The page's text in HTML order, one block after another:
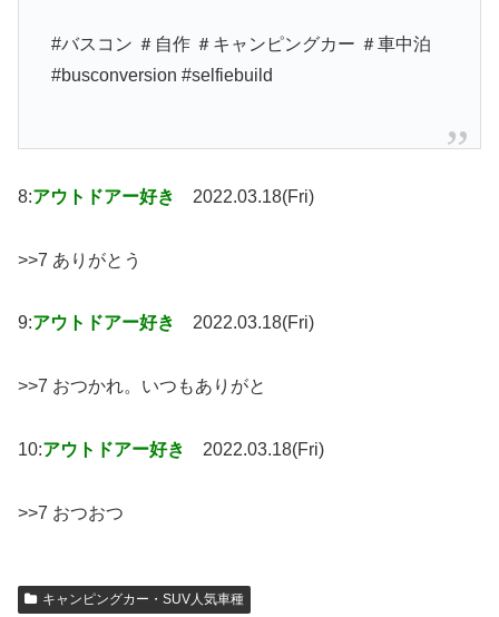
#バスコン ＃自作 ＃キャンピングカー ＃車中泊
#busconversion #selfiebuild
8:アウトドアー好き 2022.03.18(Fri)
>>7 ありがとう
9:アウトドアー好き 2022.03.18(Fri)
>>7 おつかれ。いつもありがと
10:アウトドアー好き 2022.03.18(Fri)
>>7 おつおつ
キャンピングカー・SUV人気車種